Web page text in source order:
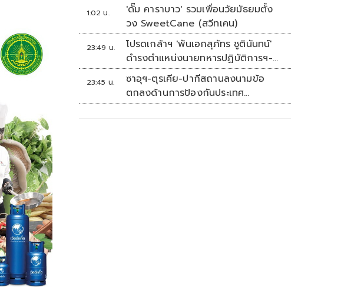
1:02 น.
'ดั๊ม คาราบาว' รวมเพื่อนวัยมัธยมตั้ง
วง SweetCane (สวีทเคน)
23:49 น.
โปรดเกล้าฯ 'พันเอกสุภัทร ชูตินันทน์'
ดำรงตำแหน่งนายทหารปฏิบัติการฯ-
พระราชทานยศ 'พลตรี'
23:45 น.
ซาอุฯ-ตุรเคีย-ปากีสถานลงนามข้อ
ตกลงด้านการป้องกันประเทศ
ท่ามกลางสงครามในภูมิภาค